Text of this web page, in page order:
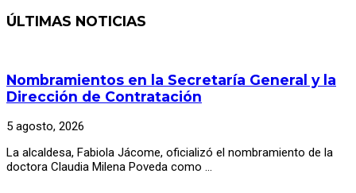
ÚLTIMAS NOTICIAS
Nombramientos en la Secretaría General y la
Dirección de Contratación
5 agosto, 2026
La alcaldesa, Fabiola Jácome, oficializó el nombramiento de la
doctora Claudia Milena Poveda como …